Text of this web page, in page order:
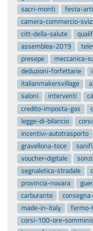
sacri-monti
festa-
camera-commercio-
citt-della-salute
assemblea-2019
presepe
meccanica-
deduzioni-forfettarie
italianmakersvillage
saloni
interventi
credito-imposta-gas
legge-di-bilancio
incentivi-autotrasporto
gravellona-toce
voucher-digitale
segnaletica-stradale
provincia-novara
carburante
made-in-italy
corsi-100-ore-